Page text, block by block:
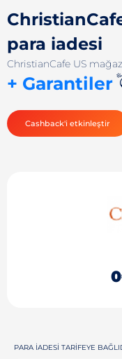
para iadesi
ChristianCafe US
+ Garantiler
Cashback'i etkinleştir
PARA IADESI TARIFEYE